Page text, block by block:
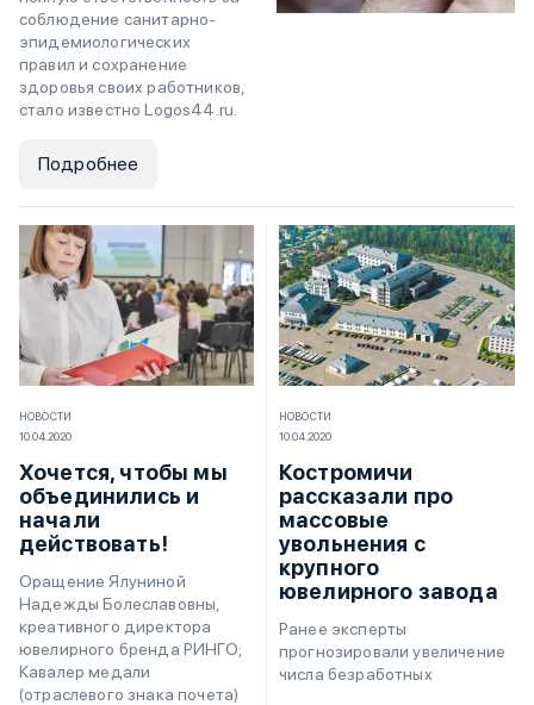
соблюдение санитарно-
эпидемиологических
правил и сохранение
здоровья своих работников,
стало известно Logos44.ru.
Подробнее
НОВОСТИ
10.04.2020
Хочется, чтобы мы
объединились и
начали
действовать!
Оращение Ялуниной
Надежды Болеславовны,
креативного директора
ювелирного бренда РИНГО;
Кавалер медали
(отраслевого знака почета)
НОВОСТИ
10.04.2020
Костромичи
рассказали про
массовые
увольнения с
крупного
ювелирного завода
Ранее эксперты
прогнозировали увеличение
числа безработных